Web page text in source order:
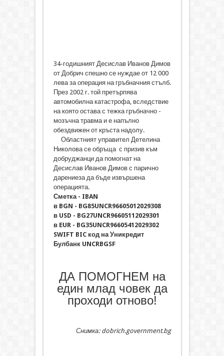
34-годишният Десислав Иванов Димов
от Добрич спешно се нуждае от 12 000
лева за операция на гръбначния стълб.
През 2002 г. той претърпява
автомобилна катастрофа, вследствие
на която остава с тежка гръбначно -
мозъчна травма и е напълно
обездвижен от кръста надолу.
Областният управител Детелина
Николова се обръща с призив към
добруджанци да помогнат на
Десислав Иванов Димов с парично
дарениеза да бъде извършена
операцията.
Сметка - IBAN
в BGN - BG85UNCR96605012029308
в USD - BG27UNCR96605112029301
в EUR - BG35UNCR96605412029302
SWIFT BIC код на Уникредит
Булбанк UNCRBGSF
ДА ПОМОГНЕМ на
един млад човек да
проходи отново!
Снимка: dobrich.government.bg